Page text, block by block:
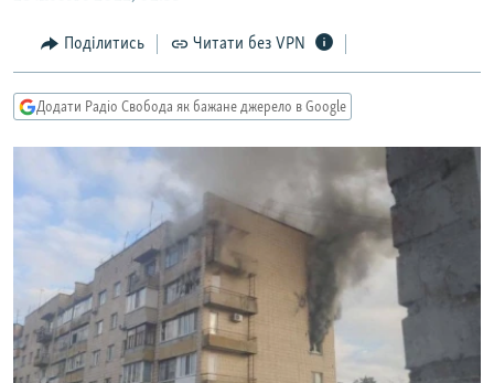
Перейти
до
пошуку
СУСПІЛЬСТВО
РОСІЙСЬКА «ФІЛЬТРАЦІЯ»
ДОНБАС.РЕАЛІЇ
ТИ ЯК?
КИТАЙ.ВИКЛИКИ
МУЛЬТИМЕДІА
ФОТО
СПЕЦПРОЄКТИ
ПОДКАСТИ
Поділитись Читати без VPN
Додати Радіо Свобода як бажане джерело в Google